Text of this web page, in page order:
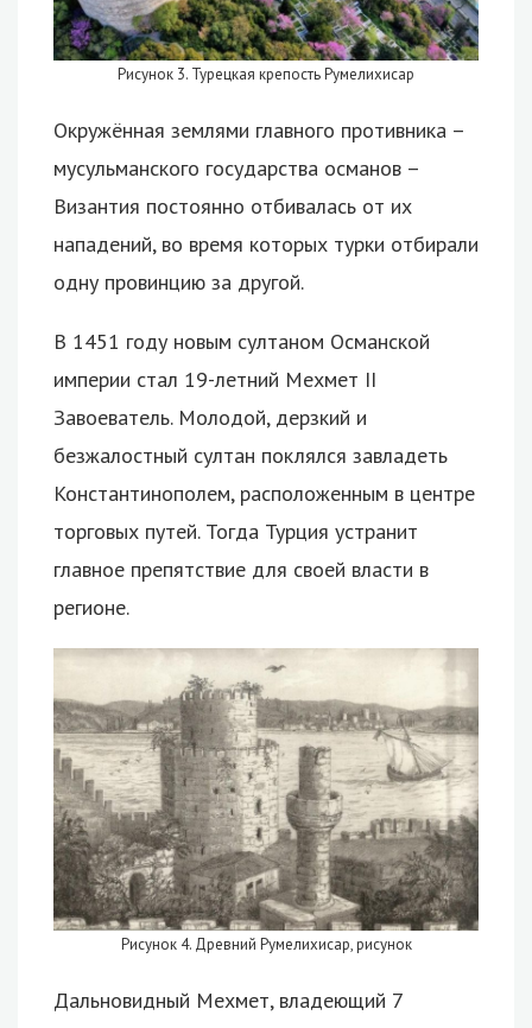
Рисунок 3. Турецкая крепость Румелихисар
Окружённая землями главного противника –
мусульманского государства османов –
Византия постоянно отбивалась от их
нападений, во время которых турки отбирали
одну провинцию за другой.
В 1451 году новым султаном Османской
империи стал 19-летний Мехмет II
Завоеватель. Молодой, дерзкий и
безжалостный султан поклялся завладеть
Константинополем, расположенным в центре
торговых путей. Тогда Турция устранит
главное препятствие для своей власти в
регионе.
Рисунок 4. Древний Румелихисар, рисунок
Дальновидный Мехмет, владеющий 7